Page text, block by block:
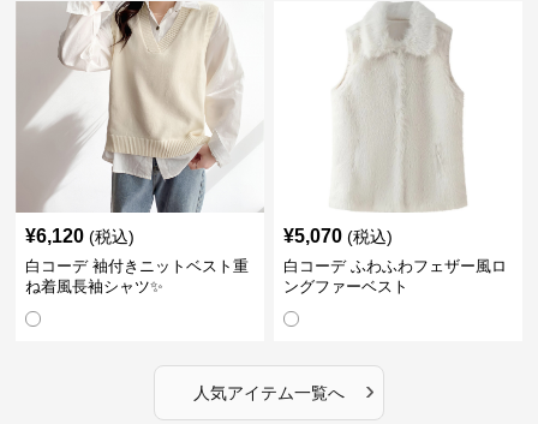
¥6,120 (税込)
白コーデ 袖付きニットベスト重
ね着風長袖シャツ✨
¥5,070 (税込)
白コーデ ふわふわフェザー風ロ
ングファーベスト
人気アイテム一覧へ ›